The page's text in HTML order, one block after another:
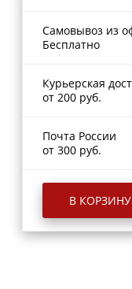
Самовывоз из
Бесплатно
Курьерская
от 200 руб.
Почта России
от 300 руб.
В КОРЗИНУ